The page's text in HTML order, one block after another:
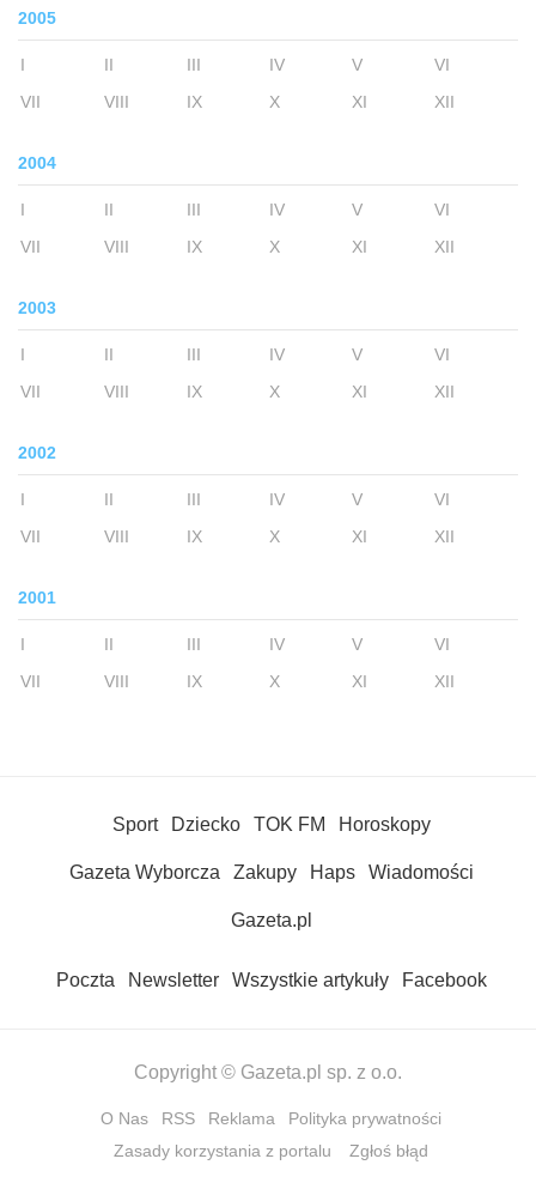
2005
I II III IV V
VI
VII
VIII IX X XI XII
2004
I II III IV V
VI
VII
VIII IX X XI XII
2003
I II III IV V
VI
VII
VIII IX X XI XII
2002
I II III IV V
VI
VII
VIII IX X XI XII
2001
I II III IV V
VI
VII
VIII IX X XI XII
Sport Dziecko TOK FM Horoskopy
Gazeta Wyborcza Zakupy Haps Wiadomości
Gazeta.pl
Poczta Newsletter Wszystkie artykuły Facebook
Copyright © Gazeta.pl sp. z o.o.
O Nas RSS Reklama
Polityka prywatności
Zasady korzystania z portalu
Zgłoś błąd